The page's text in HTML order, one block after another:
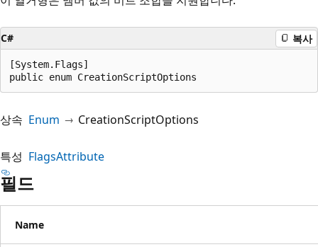
C# 복사
[System.Flags]
public enum CreationScriptOptions
상속 Enum CreationScriptOptions
특성 FlagsAttribute
필드
Name